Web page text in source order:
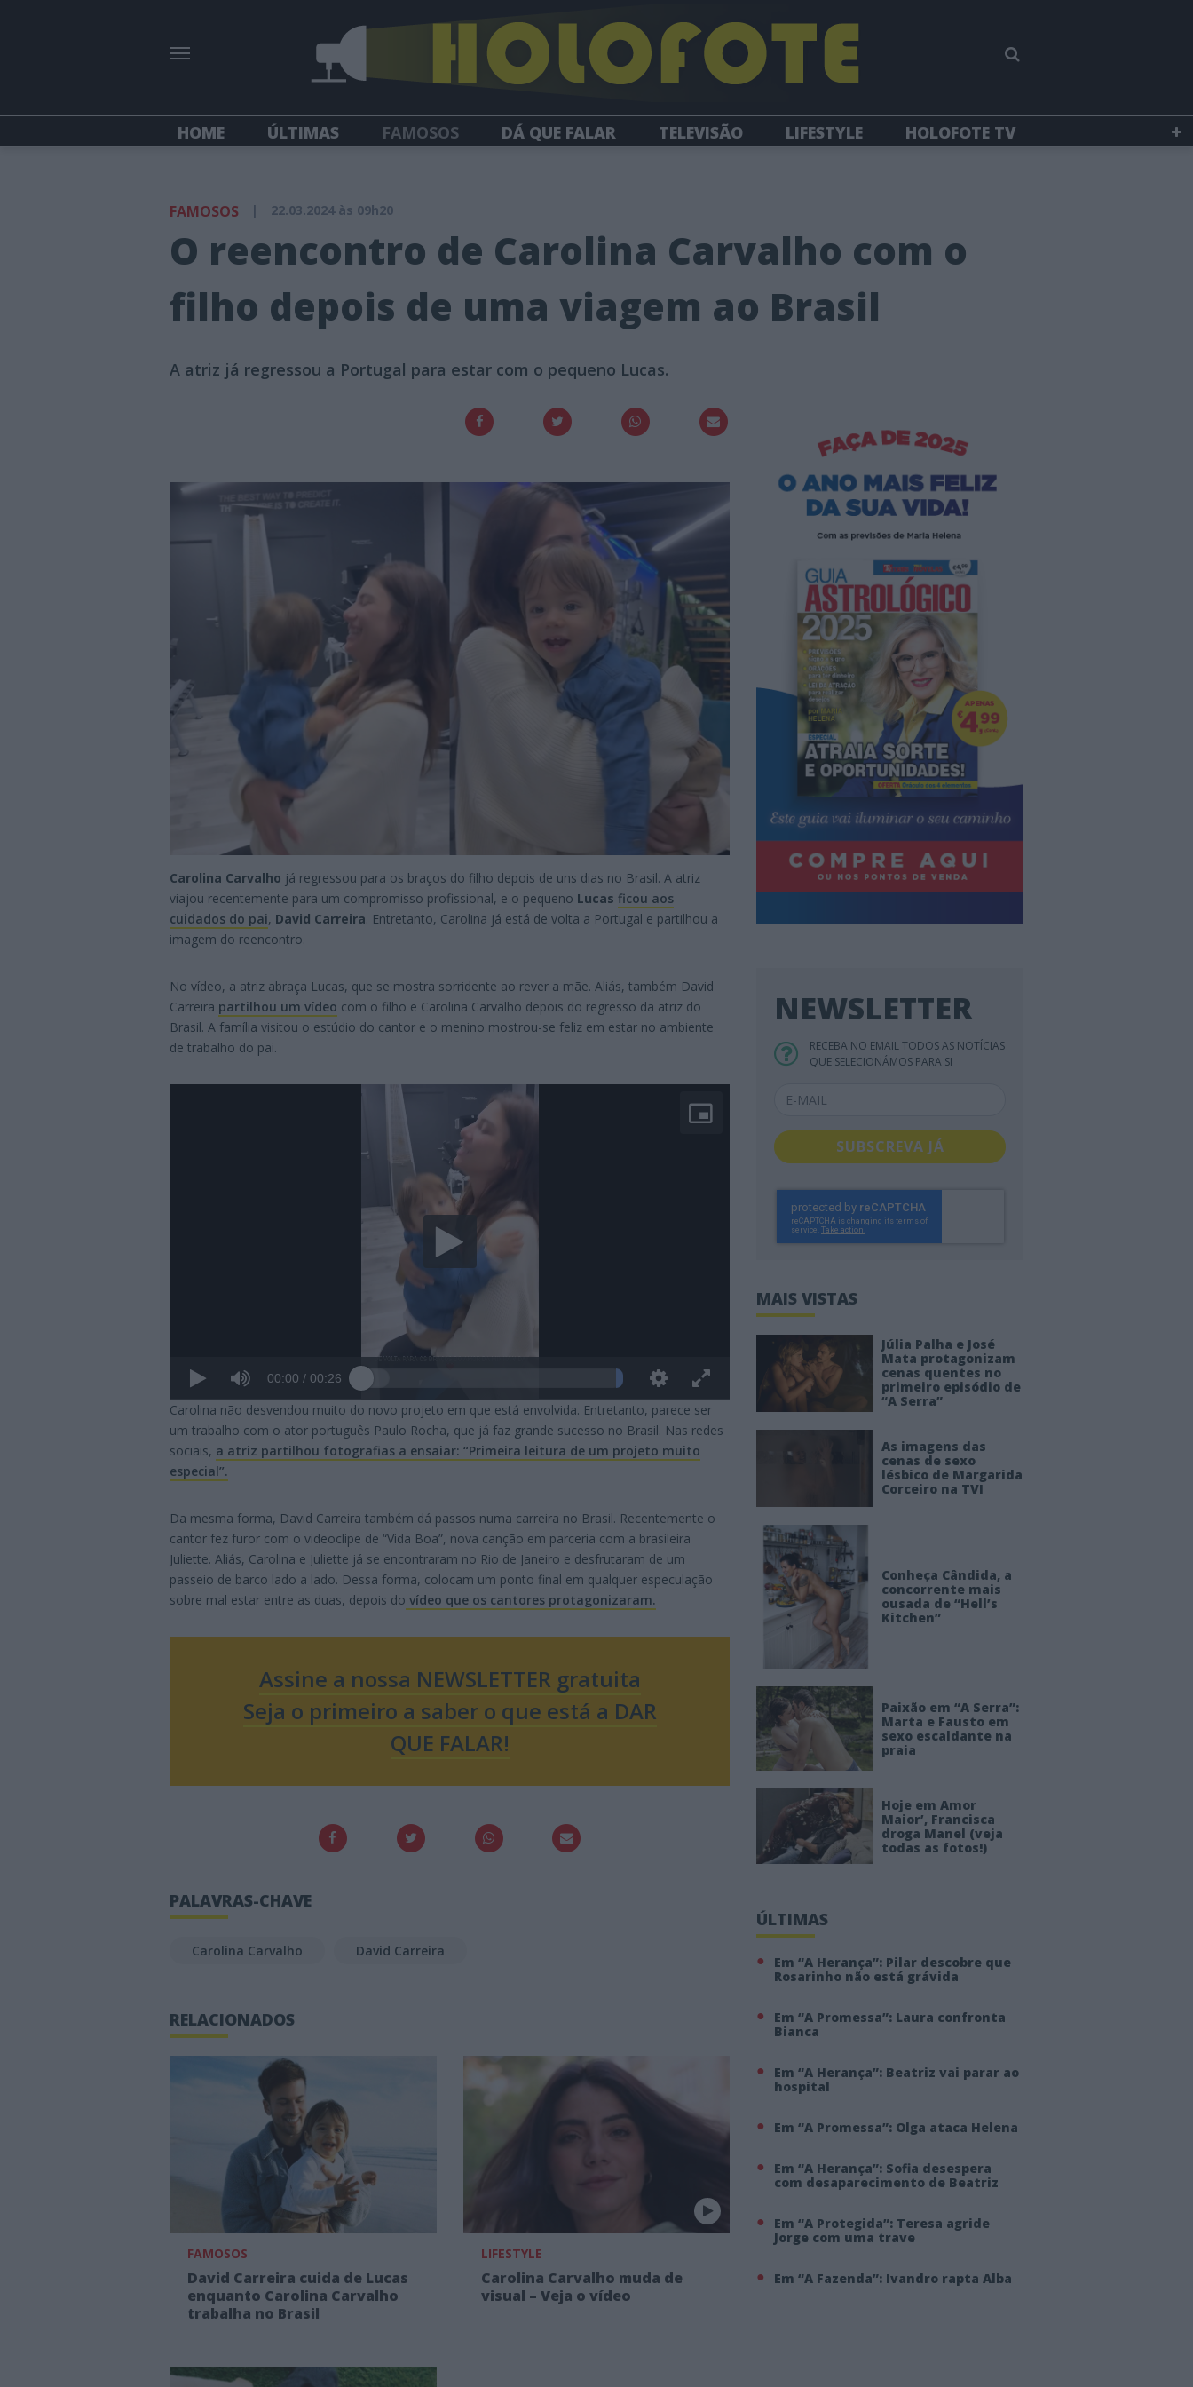
HOME ÚLTIMAS FAMOSOS DÁ QUE FALAR TELEVISÃO LIFESTYLE
HOLOFOTE TV
FAMOSOS | 22.03.2024 às 09h20
O reencontro de Carolina Carvalho com o
filho depois de uma viagem ao Brasil
A atriz já regressou a Portugal para estar com o pequeno Lucas.
Carolina Carvalho já regressou para os braços do filho depois de uns dias no Brasil. A atriz
viajou recentemente para um compromisso profissional, e o pequeno Lucas ficou aos
cuidados do pai, David Carreira. Entretanto, Carolina já está de volta a Portugal e partilhou a
imagem do reencontro.
No vídeo, a atriz abraça Lucas, que se mostra sorridente ao rever a mãe. Aliás, também David
Carreira partilhou um vídeo com o filho e Carolina Carvalho depois do regresso da atriz do
Brasil. A família visitou o estúdio do cantor e o menino mostrou-se feliz em estar no ambiente
de trabalho do pai.
00:00 / 00:26
Carolina não desvendou muito do novo projeto em que está envolvida. Entretanto, parece ser
um trabalho com o ator português Paulo Rocha, que já faz grande sucesso no Brasil. Nas redes
sociais, a atriz partilhou fotografias a ensaiar: “Primeira leitura de um projeto muito
especial”.
Da mesma forma, David Carreira também dá passos numa carreira no Brasil. Recentemente o
cantor fez furor com o videoclipe de “Vida Boa”, nova canção em parceria com a brasileira
Juliette. Aliás, Carolina e Juliette já se encontraram no Rio de Janeiro e desfrutaram de um
passeio de barco lado a lado. Dessa forma, colocam um ponto final em qualquer especulação
sobre mal estar entre as duas, depois do vídeo que os cantores protagonizaram.
Assine a nossa NEWSLETTER gratuita
Seja o primeiro a saber o que está a DAR
QUE FALAR!
PALAVRAS-CHAVE
Carolina Carvalho David Carreira
RELACIONADOS
FAMOSOS
David Carreira cuida de Lucas
enquanto Carolina Carvalho
trabalha no Brasil
LIFESTYLE
Carolina Carvalho muda de
visual – Veja o vídeo
NEWSLETTER
RECEBA NO EMAIL TODOS AS NOTÍCIAS
QUE SELECIONÁMOS PARA SI
SUBSCREVA JÁ
MAIS VISTAS
Júlia Palha e José
Mata protagonizam
cenas quentes no
primeiro episódio de
“A Serra”
As imagens das
cenas de sexo
lésbico de Margarida
Corceiro na TVI
Conheça Cândida, a
concorrente mais
ousada de “Hell’s
Kitchen”
Paixão em “A Serra”:
Marta e Fausto em
sexo escaldante na
praia
Hoje em Amor
Maior’, Francisca
droga Manel (veja
todas as fotos!)
ÚLTIMAS
Em “A Herança”: Pilar descobre que
Rosarinho não está grávida
Em “A Promessa”: Laura confronta
Bianca
Em “A Herança”: Beatriz vai parar ao
hospital
Em “A Promessa”: Olga ataca Helena
Em “A Herança”: Sofia desespera
com desaparecimento de Beatriz
Em “A Protegida”: Teresa agride
Jorge com uma trave
Em “A Fazenda”: Ivandro rapta Alba